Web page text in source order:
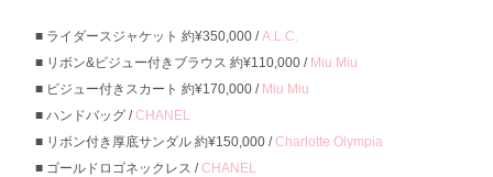
ライダースジャケット 約¥350,000 /A.L.C.
リボン&ビジュー付きブラウス 約¥110,000 / Miu Miu
ビジュー付きスカート 約¥170,000 / Miu Miu
ハンドバッグ /CHANEL
リボン付き厚底サンダル 約¥150,000 /Charlotte Olympia
ゴールドロゴネックレス /CHANEL